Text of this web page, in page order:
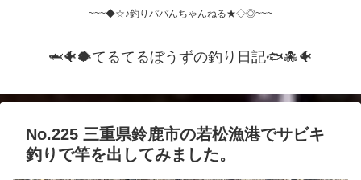
~~~◆☆♪釣りパパんちゃんねる★◇◎~~~
🦈🐠🐡てるてるぼうずの釣り日記🐟️🐙🐠
No.225 三重県鈴鹿市の若松漁港でサビキ
釣りで竿を出してみました。